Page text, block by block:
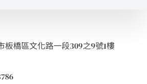
板橋區文化路一段309之9號1樓